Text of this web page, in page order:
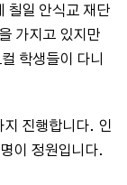
일 안식교 재단
가지고 있지만
학생들이 다니
진행합니다. 인
이 정원입니다.